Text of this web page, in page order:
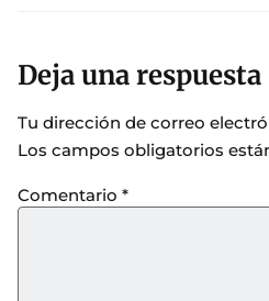
Deja una respuesta
Tu dirección de correo
Los campos obligatorios
Comentario *